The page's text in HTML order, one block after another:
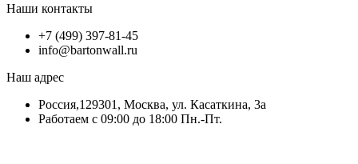
Наши контакты
+7 (499) 397-81-45
info@bartonwall.ru
Наш адрес
Россия,129301, Москва, ул. Касаткина, 3а
Работаем с 09:00 до 18:00 Пн.-Пт.